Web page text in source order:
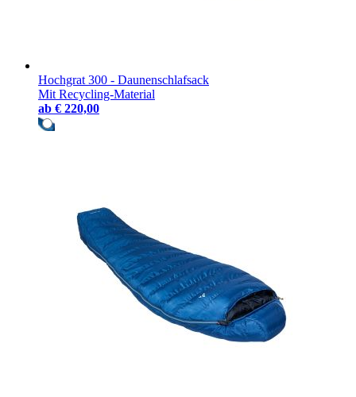
Hochgrat 300 - Daunenschlafsack
Mit Recycling-Material
ab € 220,00